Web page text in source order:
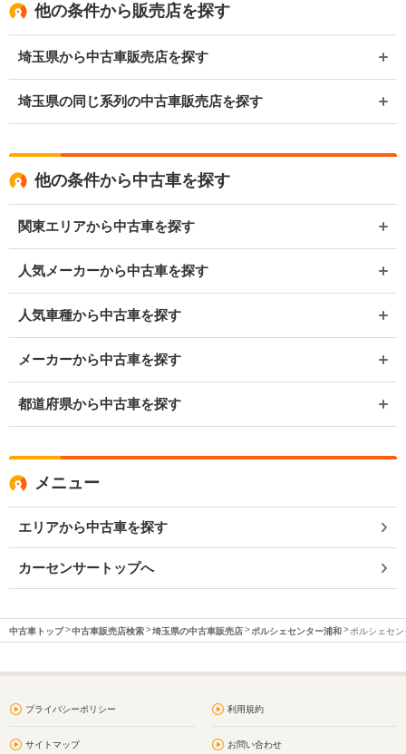
他の条件から販売店を探す
埼玉県から中古車販売店を探す
埼玉県の同じ系列の中古車販売店を探す
他の条件から中古車を探す
関東エリアから中古車を探す
人気メーカーから中古車を探す
人気車種から中古車を探す
メーカーから中古車を探す
都道府県から中古車を探す
メニュー
エリアから中古車を探す
カーセンサートップへ
中古車トップ 中古車販売店検索 埼玉県の中古車販売店 ポルシェセンター浦和 ポルシェセ
プライバシーポリシー 利用規約
サイトマップ お問い合わせ